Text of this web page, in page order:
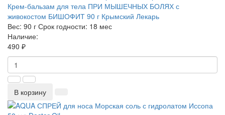
Крем-бальзам для тела ПРИ МЫШЕЧНЫХ БОЛЯХ с
живокостом БИШОФИТ 90 г Крымский Лекарь
Вес: 90 г Срок годности: 18 мес
Наличие:
490 ₽
В корзину